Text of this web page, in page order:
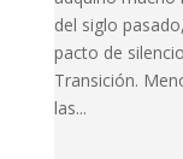
del siglo
pacto de
Transición.
las...